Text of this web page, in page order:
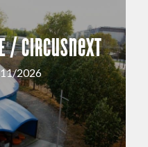
/ circusnext
2026